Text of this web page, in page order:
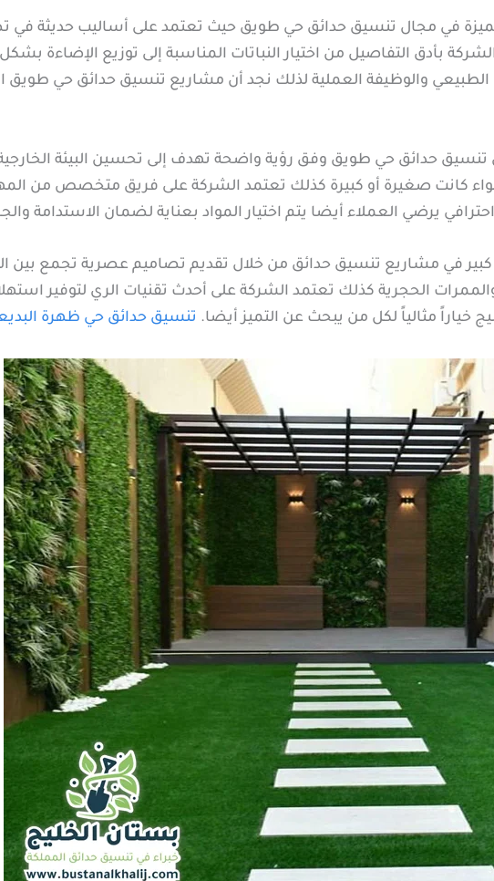
في مجال تنسيق حدائق حي طويق حيث تعتمد على أساليب حديثة في
بأدق التفاصيل من اختيار النباتات المناسبة إلى توزيع
الطبيعي والوظيفة العملية لذلك نجد أن مشاريع تنسيق حدائق حي طويق
حدائق حي طويق وفق رؤية واضحة تهدف إلى تحسين البيئة الخارجية
كانت صغيرة أو كبيرة كذلك تعتمد الشركة على فريق متخصص من
يرضي العملاء أيضا يتم اختيار المواد بعناية لضمان الاستدامة
في مشاريع تنسيق حدائق من خلال تقديم تصاميم عصرية تجمع بين
الحجرية كذلك تعتمد الشركة على أحدث تقنيات الري لتوفير
خياراً مثالياً لكل من يبحث عن التميز أيضا. تنسيق حدائق حي ظهرة